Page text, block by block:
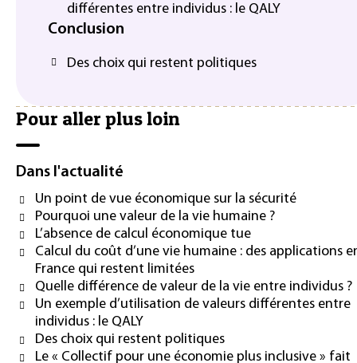
différentes entre individus : le QALY
Conclusion
Des choix qui restent politiques
Pour aller plus loin
Dans l'actualité
Un point de vue économique sur la sécurité
Pourquoi une valeur de la vie humaine ?
L’absence de calcul économique tue
Calcul du coût d’une vie humaine : des applications
France qui restent limitées
Quelle différence de valeur de la vie entre individus ?
Un exemple d’utilisation de valeurs différentes entre
individus : le QALY
Des choix qui restent politiques
Le « Collectif pour une économie plus inclusive » fait